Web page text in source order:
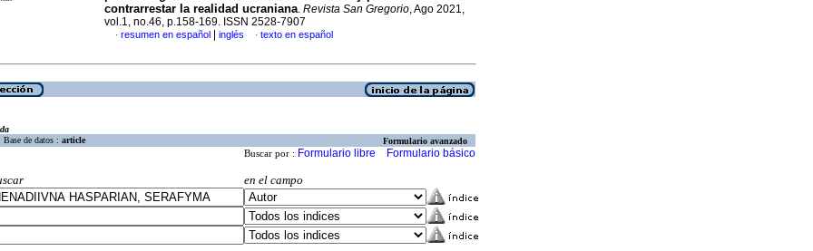
contrarrestar la realidad ucraniana. Revista San Gregorio, Ago 2021,
vol.1, no.46, p.158-169. ISSN 2528-7907
· resumen en español inglés · texto en español
Base de datos : article Formulario avanzado
Buscar por : Formulario libre Formulario básico
en el campo